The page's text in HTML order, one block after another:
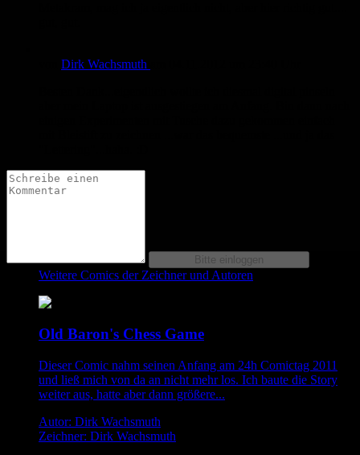
Dirk Wachsmuth
Weitere Comics der Zeichner und Autoren
Old Baron's Chess Game
Dieser Comic nahm seinen Anfang am 24h Comictag 2011
und ließ mich von da an nicht mehr los. Ich baute die Story
weiter aus, hatte aber dann größere...
Autor: Dirk Wachsmuth
Zeichner: Dirk Wachsmuth